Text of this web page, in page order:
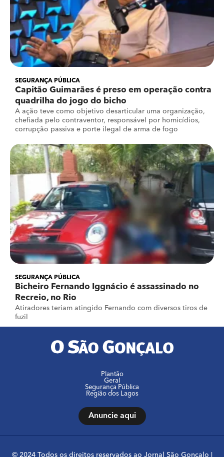
SEGURANÇA PÚBLICA
Capitão Guimarães é preso em operação contra
quadrilha do jogo do bicho
A ação teve como objetivo desarticular uma organização,
chefiada pelo contraventor, responsável por homicídios,
corrupção passiva e porte ilegal de arma de fogo
SEGURANÇA PÚBLICA
Bicheiro Fernando Iggnácio é assassinado no
Recreio, no Rio
Atiradores teriam atingido Fernando com diversos tiros de
fuzil
Plantão
Geral
Segurança Pública
Região dos Lagos
Anuncie aqui
© 2024 Todos os direitos reservados ao Jornal São Gonçalo |